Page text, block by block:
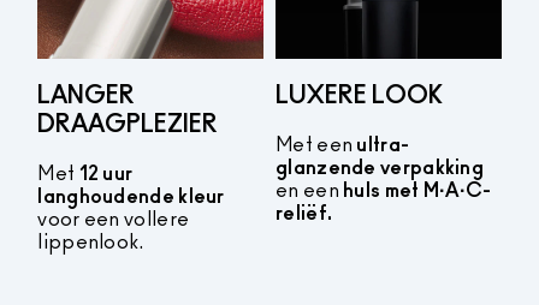
LANGER
DRAAGPLEZIER
Met 12 uur
langhoudende kleur
voor een vollere
lippenlook.
LUXERE LOOK
Met een ultra-
glanzende verpakking
en een huls met M·A·C-
reliëf.